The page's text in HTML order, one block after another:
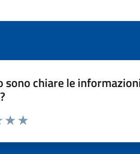
sono chiare le
5 stelle la pagina